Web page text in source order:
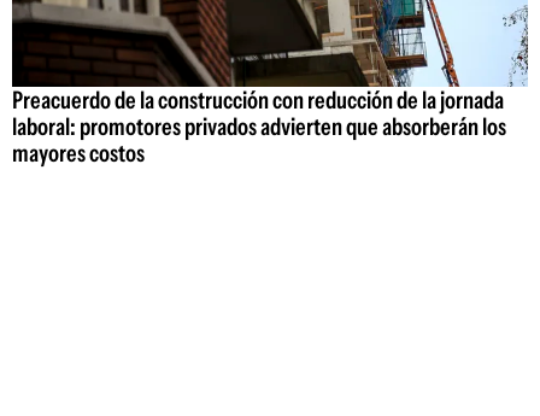
Preacuerdo de la construcción con reducción de la jornada
laboral: promotores privados advierten que absorberán los
mayores costos